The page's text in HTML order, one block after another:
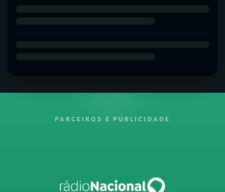
PARCEIROS E PUBLICIDADE